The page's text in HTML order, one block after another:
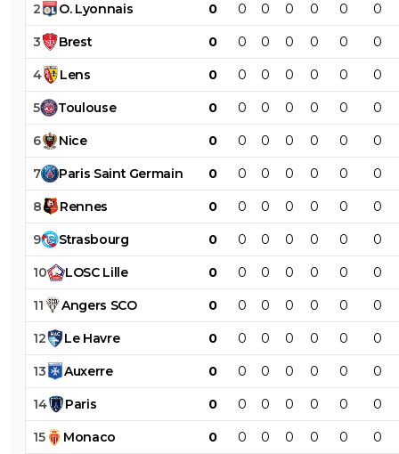
2 O. Lyonnais 0 0 0 0 0 0 0
3 Brest 0 0 0 0 0 0 0
4 Lens 0 0 0 0 0 0 0
5 Toulouse 0 0 0 0 0 0 0
6 Nice 0 0 0 0 0 0 0
7 Paris Saint Germain 0 0 0 0 0 0 0
8 Rennes 0 0 0 0 0 0 0
9 Strasbourg 0 0 0 0 0 0 0
10 LOSC Lille 0 0 0 0 0 0 0
11 Angers SCO 0 0 0 0 0 0 0
12 Le Havre 0 0 0 0 0 0 0
13 Auxerre 0 0 0 0 0 0 0
14 Paris 0 0 0 0 0 0 0
15 Monaco 0 0 0 0 0 0 0